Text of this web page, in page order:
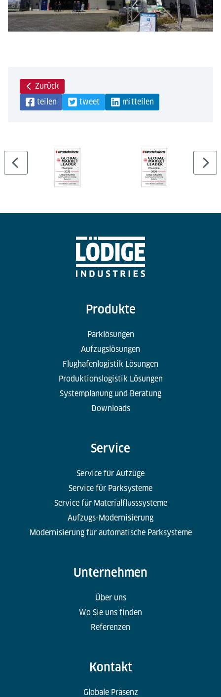
Zurück
teilen
tweet mitteilen
Produkte
Parklösungen
Aufzugslösungen
Flughafenlogistik Lösungen
Produktionslogistik Lösungen
Systemplanung und Beratung
Downloads
Service
Service für Aufzüge
Service für Parksysteme
Service für Materialflusssysteme
Aufzugs-Modernisierung
Modernisierung für automatische Parksysteme
Unternehmen
Über uns
Wo Sie uns finden
Referenzen
Kontakt
Globale Präsenz